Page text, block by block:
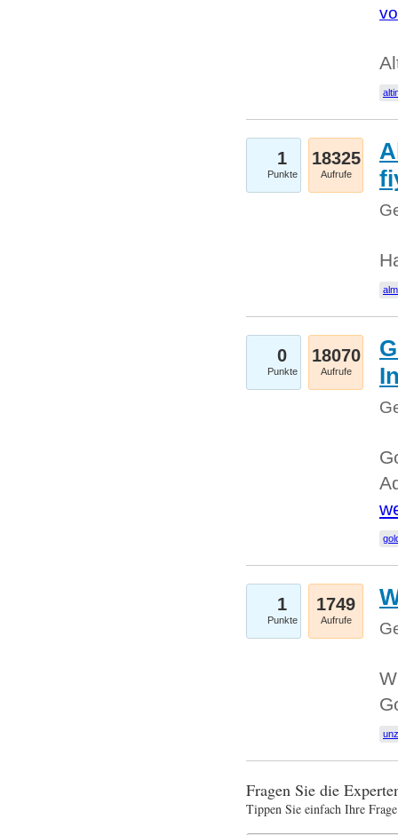
1
Punkte
18325
Aufrufe
0
Punkte
18070
Aufrufe
1
Punkte
1749
Aufrufe
Fragen Sie die
Tippen Sie einfach Ihre